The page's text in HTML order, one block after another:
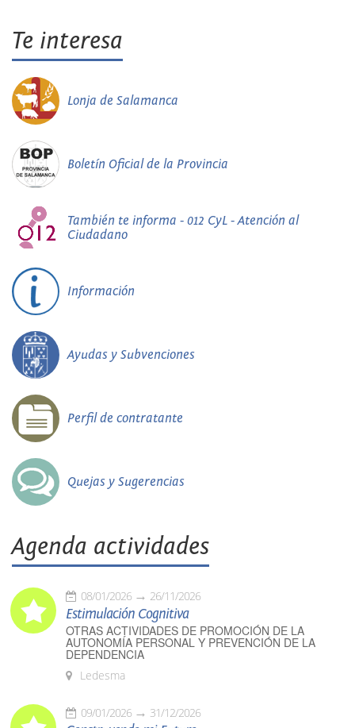
Te interesa
Lonja de Salamanca
Boletín Oficial de la Provincia
También te informa - 012 CyL - Atención al
Ciudadano
Información
Ayudas y Subvenciones
Perfil de contratante
Quejas y Sugerencias
Agenda actividades
08/01/2026 26/11/2026
Estimulación Cognitiva
OTRAS ACTIVIDADES DE PROMOCIÓN DE LA
AUTONOMÍA PERSONAL Y PREVENCIÓN DE LA
DEPENDENCIA
Ledesma
09/01/2026 31/12/2026